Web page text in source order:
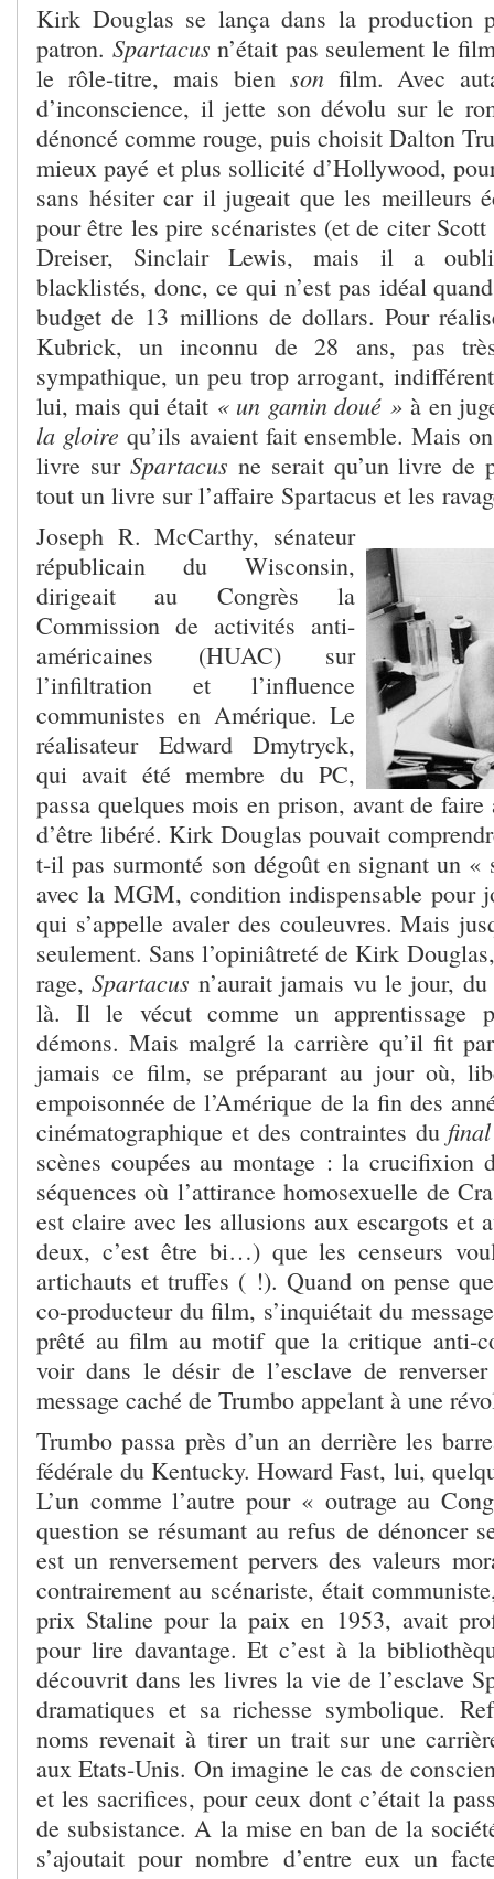
Kirk Douglas se lança dans la production
patron. Spartacus n’était pas seulement le
le rôle-titre, mais bien sonfilm. Avec
d’inconscience, il jette son dévolu sur le
dénoncé comme rouge, puis choisit Dalton
mieux payé et plus sollicité d’Hollywood,
sans hésiter car il jugeait que les meilleurs
pour être les pire scénaristes (et de citer
Dreiser, Sinclair Lewis, mais il a
blacklistés, donc, ce qui n’est pas idéal
budget de 13 millions de dollars. Pour
Kubrick, un inconnu de 28 ans, pas
sympathique, un peu trop arrogant,
lui, mais qui était « un gamin doué »à en
la gloirequ’ils avaient fait ensemble. Mais
livre sur Spartacus ne serait qu’un livre de
tout un livre sur l’affaire Spartacus et les
Joseph R. McCarthy, sénateur
républicain du Wisconsin,
dirigeait au Congrès la
Commission de activités anti-
américaines (HUAC) sur
l’infiltration et l’influence
communistes en Amérique. Le
réalisateur Edward Dmytryck,
qui avait été membre du PC,
passa quelques mois en prison, avant de
d’être libéré. Kirk Douglas pouvait
t-il pas surmonté son dégoût en signant un «
avec la MGM, condition indispensable pour
qui s’appelle avaler des couleuvres. Mais
seulement. Sans l’opiniâtreté de Kirk
rage,Spartacus n’aurait jamais vu le jour,
là. Il le vécut comme un apprentissage
démons. Mais malgré la carrière qu’il fit
jamais ce film, se préparant au jour où,
empoisonnée de l’Amérique de la fin des
cinématographique et des contraintes du
scènes coupées au montage : la crucifixion
séquences où l’attirance homosexuelle de
est claire avec les allusions aux escargots et
deux, c’est être bi…) que les censeurs
artichauts et truffes ( !). Quand on pense
co-producteur du film, s’inquiétait du
prêté au film au motif que la critique anti-
voir dans le désir de l’esclave de
message caché de Trumbo appelant à une
Trumbo passa près d’un an derrière les
fédérale du Kentucky. Howard Fast, lui,
L’un comme l’autre pour « outrage au
question se résumant au refus de dénoncer
est un renversement pervers des valeurs
contrairement au scénariste, était
prix Staline pour la paix en 1953, avait
pour lire davantage. Et c’est à la
découvrit dans les livres la vie de l’esclave
dramatiques et sa richesse symbolique.
noms revenait à tirer un trait sur une
aux Etats-Unis. On imagine le cas de
et les sacrifices, pour ceux dont c’était la
de subsistance. A la mise en ban de la
s’ajoutait pour nombre d’entre eux un